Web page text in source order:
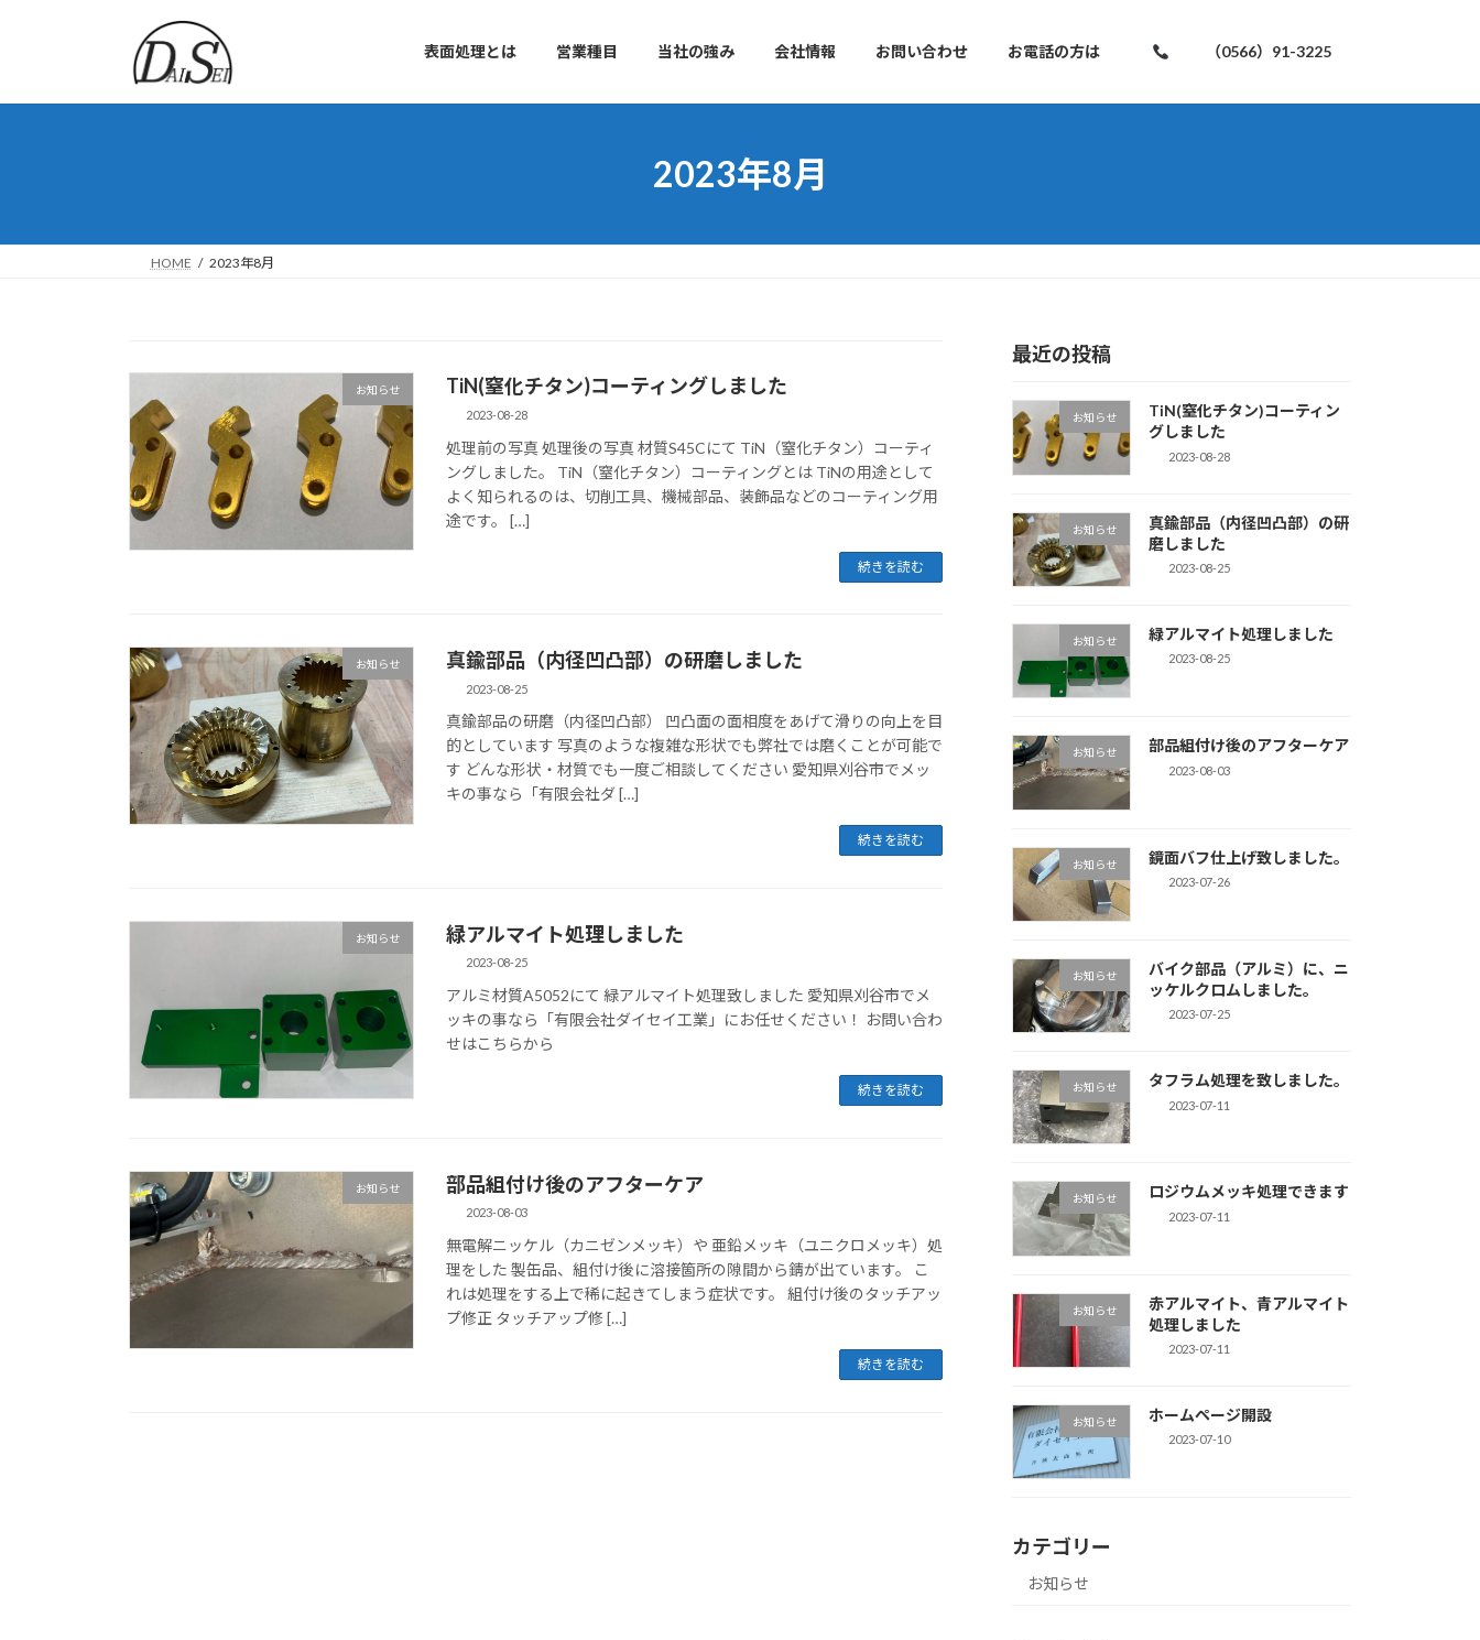
プ
動
表面処理とは 営業種目 当社の強み 会社情報 お問い合わせ お電話の方は （0566）91-3225
2023年8月
HOME 2023年8月
お知らせ TiN(窒化チタン)コーティングしました
2023-08-28
処理前の写真 処理後の写真 材質S45Cにて TiN（窒化チタン）コーティ
ングしました。 TiN（窒化チタン）コーティングとは TiNの用途として
よく知られるのは、切削工具、機械部品、装飾品などのコーティング用
途です。 […]
続きを読む
お知らせ 真鍮部品（内径凹凸部）の研磨しました
2023-08-25
真鍮部品の研磨（内径凹凸部） 凹凸面の面相度をあげて滑りの向上を目
的としています 写真のような複雑な形状でも弊社では磨くことが可能で
す どんな形状・材質でも一度ご相談してください 愛知県刈谷市でメッ
キの事なら「有限会社ダ […]
続きを読む
お知らせ 緑アルマイト処理しました
2023-08-25
アルミ材質A5052にて 緑アルマイト処理致しました 愛知県刈谷市でメ
ッキの事なら「有限会社ダイセイ工業」にお任せください！ お問い合わ
せはこちらから
続きを読む
お知らせ 部品組付け後のアフターケア
2023-08-03
無電解ニッケル（カニゼンメッキ）や 亜鉛メッキ（ユニクロメッキ）処
理をした 製缶品、組付け後に溶接箇所の隙間から錆が出ています。 こ
れは処理をする上で稀に起きてしまう症状です。 組付け後のタッチアッ
プ修正 タッチアップ修 […]
続きを読む
最近の投稿
お知らせ
TiN(窒化チタン)コーティン
グしました
2023-08-28
お知らせ
真鍮部品（内径凹凸部）の研
磨しました
2023-08-25
お知らせ 緑アルマイト処理しました
2023-08-25
お知らせ 部品組付け後のアフターケア
2023-08-03
お知らせ 鏡面バフ仕上げ致しました。
2023-07-26
お知らせ
バイク部品（アルミ）に、ニ
ッケルクロムしました。
2023-07-25
お知らせ タフラム処理を致しました。
2023-07-11
お知らせ ロジウムメッキ処理できます
2023-07-11
お知らせ
赤アルマイト、青アルマイト
処理しました
2023-07-11
お知らせ ホームページ開設
2023-07-10
カテゴリー
お知らせ